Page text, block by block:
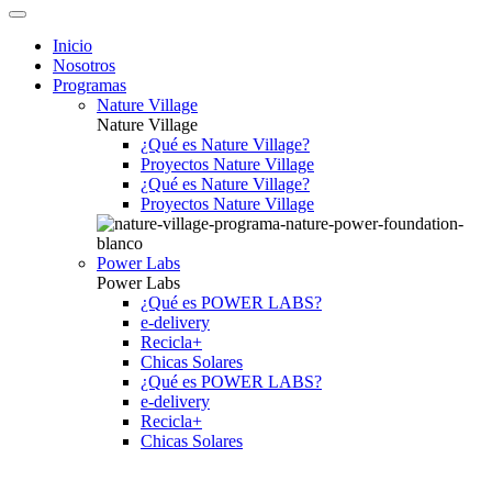
Inicio
Nosotros
Programas
Nature Village
Nature Village
¿Qué es Nature Village?
Proyectos Nature Village
¿Qué es Nature Village?
Proyectos Nature Village
Power Labs
Power Labs
¿Qué es POWER LABS?
e-delivery
Recicla+
Chicas Solares
¿Qué es POWER LABS?
e-delivery
Recicla+
Chicas Solares